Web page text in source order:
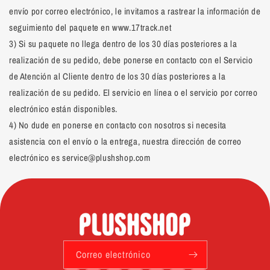
envío por correo electrónico, le invitamos a rastrear la información de
seguimiento del paquete en www.17track.net
3) Si su paquete no llega dentro de los 30 días posteriores a la
realización de su pedido, debe ponerse en contacto con el Servicio
de Atención al Cliente dentro de los 30 días posteriores a la
realización de su pedido. El servicio en línea o el servicio por correo
electrónico están disponibles.
4) No dude en ponerse en contacto con nosotros si necesita
asistencia con el envío o la entrega, nuestra dirección de correo
electrónico es service@plushshop.com
Correo electrónico